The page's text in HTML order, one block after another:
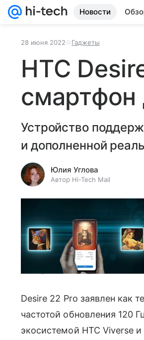
Новости
28 июня 2022 Гаджеты
HTC
смартфон
Устройство
и дополненной
Юлия Углова
Автор Hi-Tech Mail
Фото: gsmarena.com
Desire 22 Pro заявлен как
частотой обновления 120
экосистемой HTC Viverse